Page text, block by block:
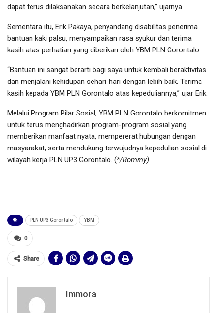
dapat terus dilaksanakan secara berkelanjutan,” ujarnya.
Sementara itu, Erik Pakaya, penyandang disabilitas penerima
bantuan kaki palsu, menyampaikan rasa syukur dan terima
kasih atas perhatian yang diberikan oleh YBM PLN Gorontalo.
“Bantuan ini sangat berarti bagi saya untuk kembali beraktivitas
dan menjalani kehidupan sehari-hari dengan lebih baik. Terima
kasih kepada YBM PLN Gorontalo atas kepeduliannya,” ujar Erik.
Melalui Program Pilar Sosial, YBM PLN Gorontalo berkomitmen
untuk terus menghadirkan program-program sosial yang
memberikan manfaat nyata, mempererat hubungan dengan
masyarakat, serta mendukung terwujudnya kepedulian sosial di
wilayah kerja PLN UP3 Gorontalo. (*/Rommy)
PLN UP3 Gorontalo YBM
0
Share
Immora